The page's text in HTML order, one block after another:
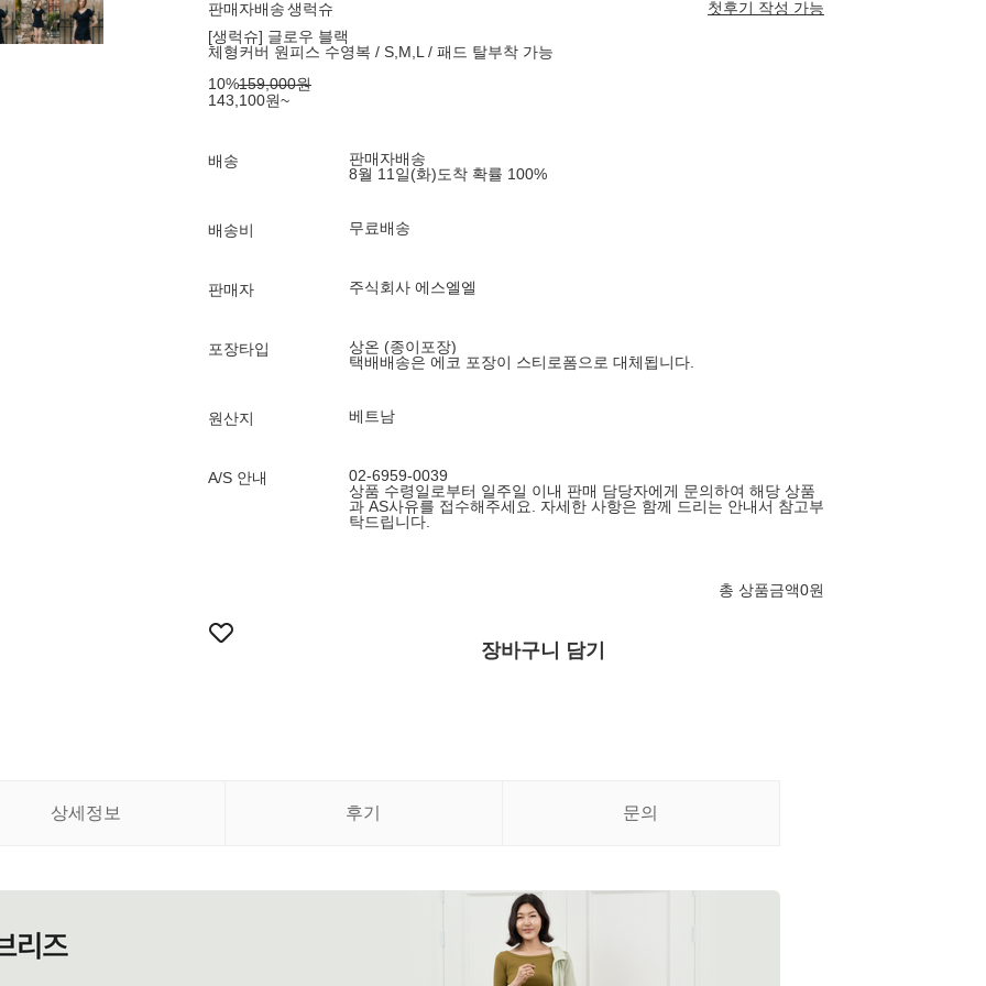
판매자배송생럭슈
첫후기 작성 가능
[생럭슈] 글로우 블랙
체형커버 원피스 수영복 / S,M,L / 패드 탈부착 가능
10%159,000원
143,100원~
배송
판매자배송
8월 11일(화)도착 확률 100%
배송비 무료배송
판매자 주식회사 에스엘엘
포장타입
상온 (종이포장)
택배배송은 에코 포장이 스티로폼으로 대체됩니다.
원산지 베트남
A/S 안내
02-6959-0039
상품 수령일로부터 일주일 이내 판매 담당자에게 문의하여 해당 상품
과 AS사유를 접수해주세요. 자세한 사항은 함께 드리는 안내서 참고부
탁드립니다.
총 상품금액0원
장바구니 담기
상세정보 후기 문의